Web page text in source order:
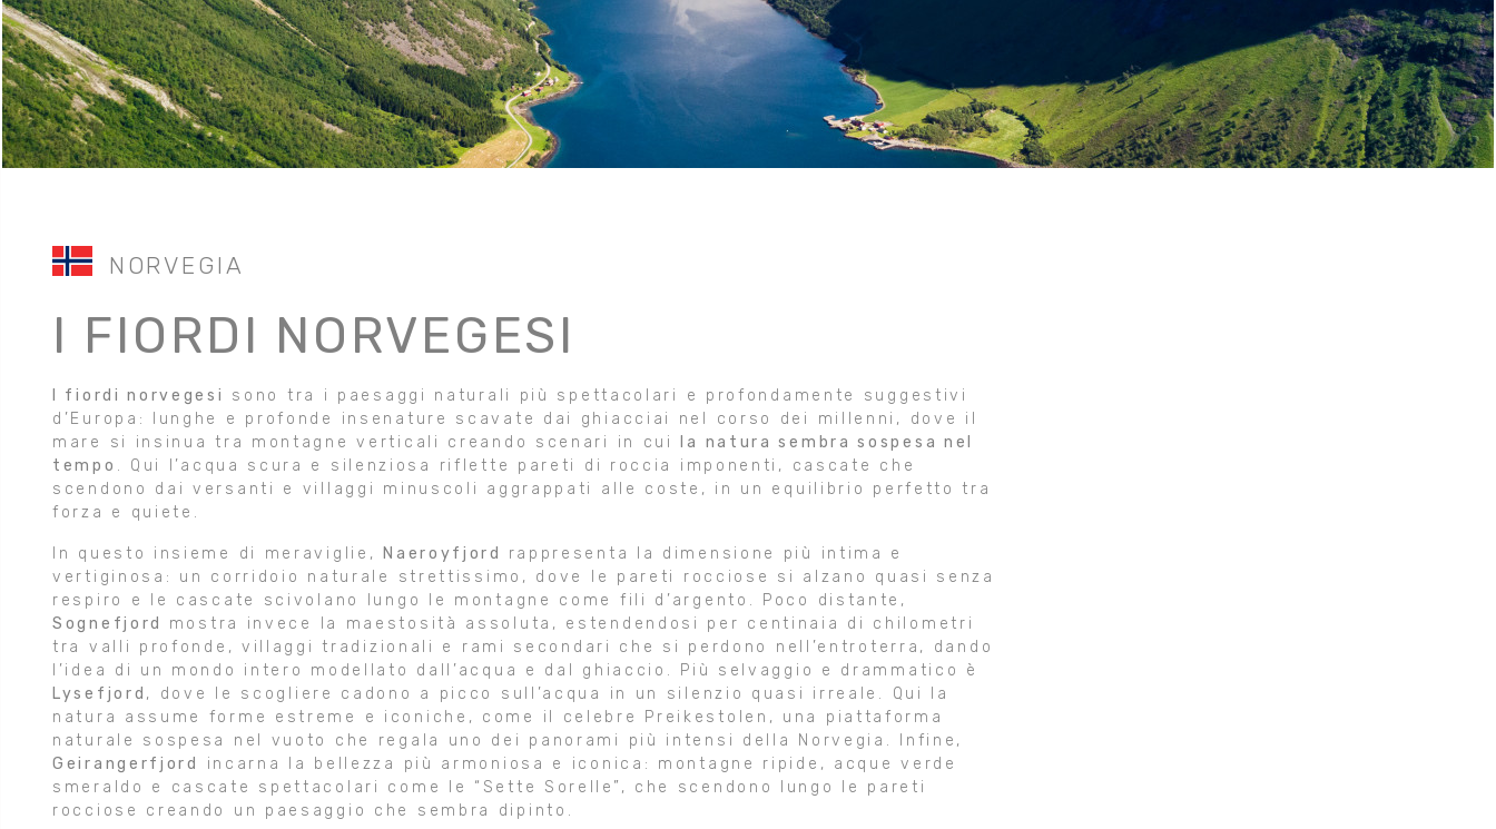
NORVEGIA
I FIORDI NORVEGESI
I fiordi norvegesi
sono tra i paesaggi naturali più spettacolari e profondamente suggestivi
d’Europa: lunghe e profonde insenature scavate dai ghiacciai nel corso dei millenni, dove il
mare si insinua tra montagne verticali creando scenari in cui
la natura sembra sospesa nel
tempo . Qui l’acqua scura e silenziosa riflette pareti di roccia imponenti, cascate che
scendono dai versanti e villaggi minuscoli aggrappati alle coste, in un equilibrio perfetto tra
forza e quiete.
In questo insieme di meraviglie, Naeroyfjord rappresenta la dimensione più intima e
vertiginosa: un corridoio naturale strettissimo, dove le pareti rocciose si alzano quasi senza
respiro e le cascate scivolano lungo le montagne come fili d’argento. Poco distante,
Sognefjord mostra invece la maestosità assoluta, estendendosi per centinaia di chilometri
tra valli profonde, villaggi tradizionali e rami secondari che si perdono nell’entroterra, dando
l’idea di un mondo intero modellato dall’acqua e dal ghiaccio. Più selvaggio e drammatico è
Lysefjord , dove le scogliere cadono a picco sull’acqua in un silenzio quasi irreale. Qui la
natura assume forme estreme e iconiche, come il celebre Preikestolen, una piattaforma
naturale sospesa nel vuoto che regala uno dei panorami più intensi della Norvegia. Infine,
Geirangerfjord
incarna la bellezza più armoniosa e iconica: montagne ripide, acque verde
smeraldo e cascate spettacolari come le “Sette Sorelle”, che scendono lungo le pareti
rocciose creando un paesaggio che sembra dipinto.